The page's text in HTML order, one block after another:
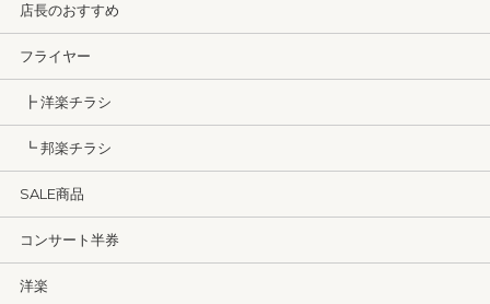
店長のおすすめ
フライヤー
┣ 洋楽チラシ
┗ 邦楽チラシ
SALE商品
コンサート半券
洋楽